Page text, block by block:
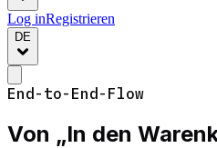
Log inRegistrieren
DE
End-to-End-Flow
Von „In den